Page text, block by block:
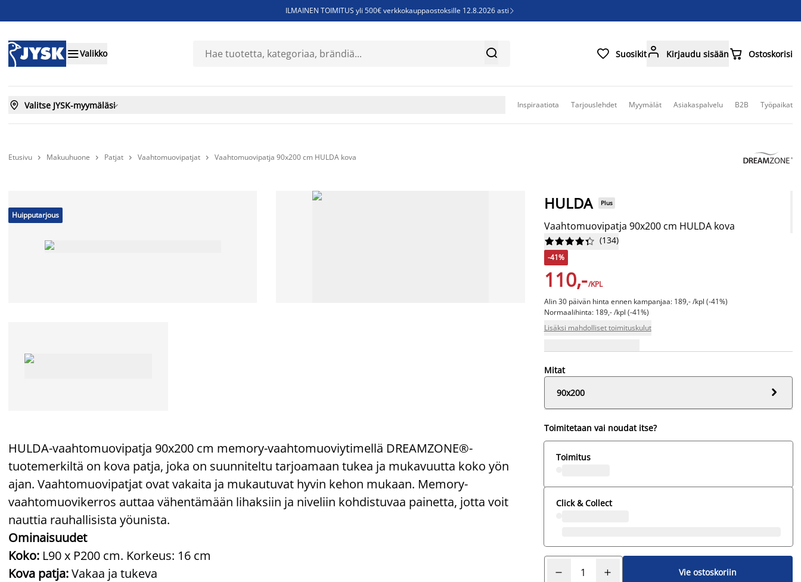
ILMAINEN TOIMITUS yli 500€ verkkokauppaostoksille 12.8.2026 asti 
Sijauspatjoja - Säästä jopa 60%
Valikko   Suosikit Kirjaudu sisään Ostoskorisi
 Valitse JYSK-myymäläsi Inspiraatiota Tarjouslehdet Myymälät Asiakaspalvelu B2B Työpaikat
Etusivu  Makuuhuone  Patjat  Vaahtomuovipatjat  Vaahtomuovipatja 90x200 cm HULDA kova
Huipputarjous
HULDA-vaahtomuovipatja 90x200 cm memory-vaahtomuoviytimellä DREAMZONE®-
tuotemerkiltä on kova patja, joka on suunniteltu tarjoamaan tukea ja mukavuutta koko yön
ajan. Vaahtomuovipatjat ovat vakaita ja mukautuvat hyvin kehon mukaan. Memory-
vaahtomuovikerros auttaa vähentämään lihaksiin ja niveliin kohdistuvaa painetta, jotta voit
nauttia rauhallisista yöunista.
Ominaisuudet
Koko: L90 x P200 cm. Korkeus: 16 cm
Kova patja:Vakaa ja tukeva
HULDA Plus
Vaahtomuovipatja 90x200 cm HULDA kova





 (134)
-41%
110,-/KPL
Alin 30 päivän hinta ennen kampanjaa: 189,- /kpl (-41%)
Normaalihinta: 189,- /kpl (-41%)
Lisäksi mahdolliset toimituskulut
Mitat
90x200

Toimitetaan vai noudat itse?
Toimitus
Click & Collect
Vie ostoskoriin